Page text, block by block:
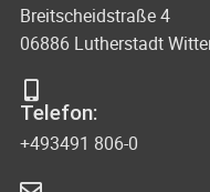
Breitscheidstraße 4
06886 Lutherstadt
Telefon:
+493491 806-0